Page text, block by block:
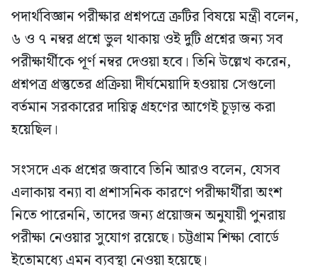
পদার্থবিজ্ঞান পরীক্ষার প্রশ্নপত্রে ত্রুটির বিষয়ে মন্ত্রী বলেন,
৬ ও ৭ নম্বর প্রশ্নে ভুল থাকায় ওই দুটি প্রশ্নের জন্য সব
পরীক্ষার্থীকে পূর্ণ নম্বর দেওয়া হবে। তিনি উল্লেখ করেন,
প্রশ্নপত্র প্রস্তুতের প্রক্রিয়া দীর্ঘমেয়াদি হওয়ায় সেগুলো
বর্তমান সরকারের দায়িত্ব গ্রহণের আগেই চূড়ান্ত করা
হয়েছিল।
সংসদে এক প্রশ্নের জবাবে তিনি আরও বলেন, যেসব
এলাকায় বন্যা বা প্রশাসনিক কারণে পরীক্ষার্থীরা অংশ
নিতে পারেননি, তাদের জন্য প্রয়োজন অনুযায়ী পুনরায়
পরীক্ষা নেওয়ার সুযোগ রয়েছে। চট্টগ্রাম শিক্ষা বোর্ডে
ইতোমধ্যে এমন ব্যবস্থা নেওয়া হয়েছে।